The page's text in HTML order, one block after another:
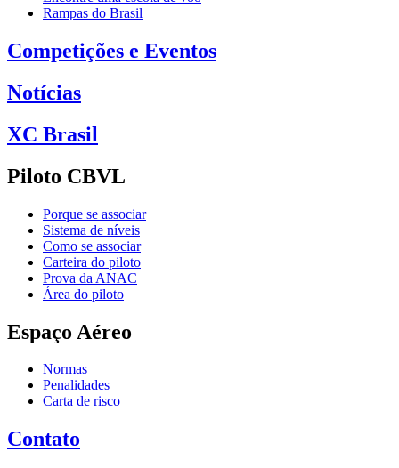
Rampas do Brasil
Competições e Eventos
Notícias
XC Brasil
Piloto CBVL
Porque se associar
Sistema de níveis
Como se associar
Carteira do piloto
Prova da ANAC
Área do piloto
Espaço Aéreo
Normas
Penalidades
Carta de risco
Contato